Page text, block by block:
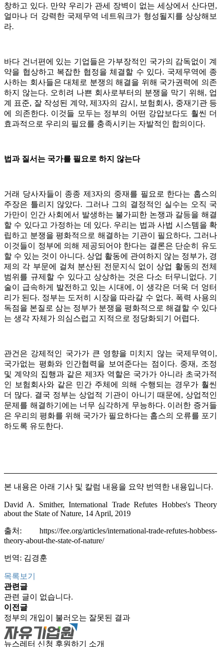
창하고 있다. 만약 우리가 관세 장벽이 없는 세상에서 산다면,
얼마나 더 강력한 국제무역 네트워크가 형성될지를 상상해보
라.
바다 건너편에 있는 기업들은 가부장적인 국가의 감독없이 계
약을 협상하고 복잡한 협정을 체결할 수 있다. 국제무역에 종
사하는 회사들은 대체로 분쟁의 해결을 위해 국가권력에 의존
하지 않는다. 오히려 나쁜 회사로부터의 분쟁을 막기 위해, 업
계 표준, 잘 작성된 계약, 제3자의 감시, 보험회사, 중재기관 등
에 의존한다. 이것들 모두는 정부의 어떤 강압보다도 훨씬 더
효과적으로 우리의 필요를 충족시키는 자발적인 합의이다.
법과 질서는 국가를 필요로 하지 않는다
거래 당사자들이 종종 제3자의 중재를 필요로 한다는 홉스의
주장은 틀리지 않았다. 그러나 그의 결정적인 실수는 오직 국
가만이 인간 사회에서 발생하는 불가피한 논쟁과 갈등을 해결
할 수 있다고 가정하는 데 있다. 우리는 법과 사법 시스템을 확
립하고 분쟁을 평화적으로 해결하는 기관이 필요하다, 그러나
이것들이 정부에 의해 제공되어야 한다는 결론은 단순히 유도
할 수 있는 것이 아니다. 상업 활동에 관여하지 않는 정부가, 경
제의 각 부문에 걸쳐 분산된 전문지식 없이 상업 활동의 전체
범위를 규제할 수 있다고 상상하는 것은 다소 터무니없다. 기
술이 급속하게 발전하고 있는 시대에, 이 생각은 더욱 더 엉터
리가 된다. 정부는 도저히 시장을 따라갈 수 없다. 폭력 사용의
독점을 본질로 삼는 정부가 분쟁을 평화적으로 해결할 수 있다
는 생각 자체가 의심스럽고 지적으로 정당화되기 어렵다.
관건은 강제적인 국가가 큰 영향을 미치지 않는 국제무역이,
국가없는 평화와 인간협력을 보여준다는 점이다. 중재, 조정
및 계약의 집행과 같은 제3자 역할은 국가가 아니라 초국가적
인 보험회사와 같은 민간 주체에 의해 수행되는 경우가 훨씬
더 많다. 결국 정부는 상업적 기관이 아니기 때문에, 상업적인
문제를 해결하기에는 너무 심각하게 무능하다. 이러한 증거들
은 우리의 평화를 위해 국가가 필요하다는 홉스의 오류를 포기
하도록 유도한다.
본 내용은 아래 기사 및 칼럼 내용을 요약 번역한 내용입니다.
David A. Smither, International Trade Refutes Hobbes's Theory
about the State of Nature, 14 April, 2019
출처: https://fee.org/articles/international-trade-refutes-hobbess-
theory-about-the-state-of-nature/
번역: 김경훈
목록보기
관련글
관련 글이 없습니다.
이전글
정부의 개입이 불러오는 잘못된 결과
뉴스레터 신청 후원하기 소개